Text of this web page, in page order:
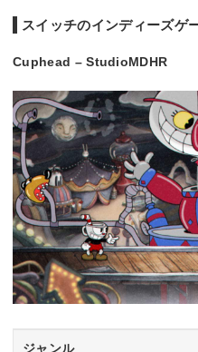
スイッチのインディーズゲ
Cuphead – StudioMDHR
ジャンル